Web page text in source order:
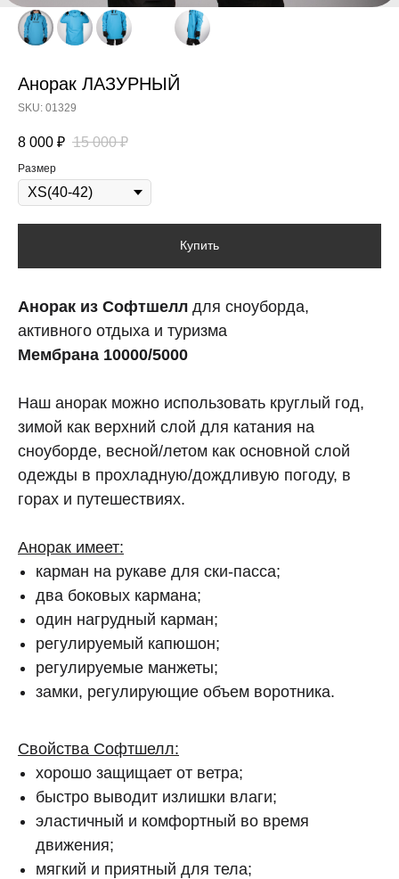
Анорак ЛАЗУРНЫЙ
SKU: 01329
8 000 ₽ 15 000 ₽
Размер
Купить
Анорак из Софтшелл для сноуборда,
активного отдыха и туризма
Мембрана 10000/5000
Наш анорак можно использовать круглый год,
зимой как верхний слой для катания на
сноуборде, весной/летом как основной слой
одежды в прохладную/дождливую погоду, в
горах и путешествиях.
Анорак имеет:
карман на рукаве для ски-пасса;
два боковых кармана;
один нагрудный карман;
регулируемый капюшон;
регулируемые манжеты;
замки, регулирующие объем воротника.
Свойства Софтшелл:
хорошо защищает от ветра;
быстро выводит излишки влаги;
эластичный и комфортный во время
движения;
мягкий и приятный для тела;